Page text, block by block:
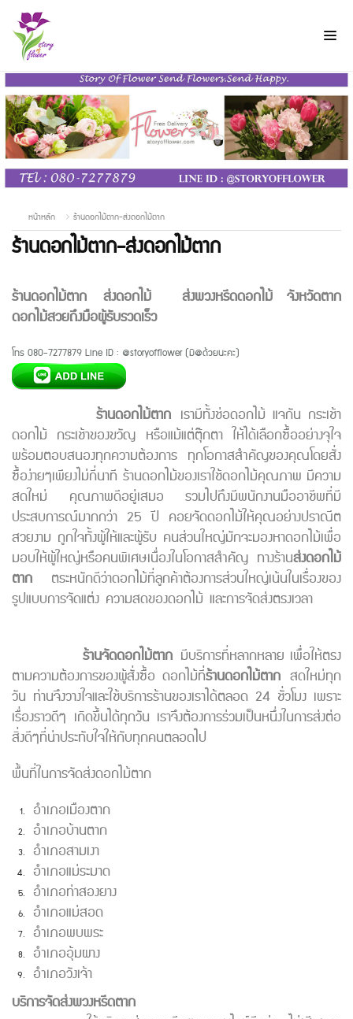
หน้าหลัก ร้านดอกไม้ตาก-ส่งดอกไม้ตาก
ร้านดอกไม้ตาก-ส่งดอกไม้ตาก
ร้านดอกไม้ตาก ส่งดอกไม้ ส่งพวงหรีดดอกไม้ จังหวัดตาก
ดอกไม้สวยถึงมือผู้รับรวดเร็ว
โทร 080-7277879 Line ID : @storyofflower (มี@ด้วยนะคะ)
ร้านดอกไม้ตากเรามีทั้งช่อดอกไม้ แจกัน กระเช้า
ดอกไม้ กระเช้าของขวัญ หรือแม้แต่ตุ๊กตา ให้ได้เลือกซื้ออย่างจุใจ
พร้อมตอบสนองทุกความต้องการ ทุกโอกาสสำคัญของคุณโดยสั่ง
ซื้อง่ายๆเพียงไม่กี่นาที ร้านดอกไม้ของเราใช้ดอกไม้คุณภาพ มีความ
สดใหม่ คุณภาพดีอยู่เสมอ รวมไปถึงมีพนักงานมืออาชีพที่มี
ประสบการณ์มากกว่า 25 ปี คอยจัดดอกไม้ให้คุณอย่างปราณีต
สวยงาม ถูกใจทั้งผู้ให้และผู้รับ คนส่วนใหญ่มักจะมองหาดอกไม้เพื่อ
มอบให้ผู้ใหญ่หรือคนพิเศษเนื่องในโอกาสสำคัญ ทางร้านส่งดอกไม้
ตาก ตระหนักดีว่าดอกไม้ที่ลูกค้าต้องการส่วนใหญ่เน้นในเรื่องของ
รูปแบบการจัดแต่ง ความสดของดอกไม้ และการจัดส่งตรงเวลา
ร้านจัดดอกไม้ตากมีบริการที่หลากหลาย เพื่อให้ตรง
ตามความต้องการของผู้สั่งซื้อ ดอกไม้ที่ร้านดอกไม้ตาก สดใหม่ทุก
วัน ท่านจึงวางใจและใช้บริการร้านของเราได้ตลอด 24 ชั่วโมง เพราะ
เรื่องราวดีๆ เกิดขึ้นได้ทุกวัน เราจึงต้องการร่วมเป็นหนึ่งในการส่งต่อ
สิ่งดีๆที่น่าประทับใจให้กับทุกคนตลอดไป
พื้นที่ในการจัดส่งดอกไม้ตาก
อำเภอเมืองตาก
อำเภอบ้านตาก
อำเภอสามเงา
อำเภอแม่ระมาด
อำเภอท่าสองยาง
อำเภอแม่สอด
อำเภอพบพระ
อำเภออุ้มผาง
อำเภอวังเจ้า
บริการจัดส่งพวงหรีดตาก